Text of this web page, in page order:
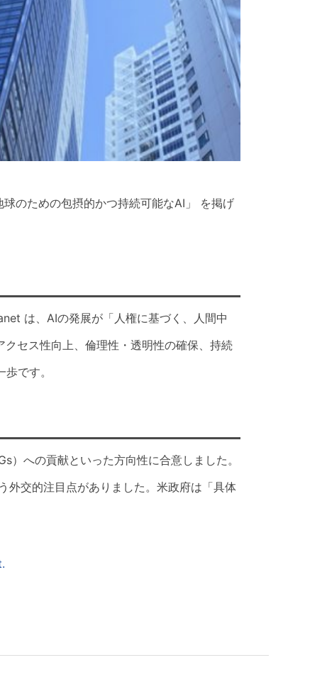
のための包摂的かつ持続可能なAI」 を掲げ
は、AIの発展が「人権に基づく、人間中
セス性向上、倫理性・透明性の確保、持続
です。
への貢献といった方向性に合意しました。
交的注目点がありました。米政府は「具体